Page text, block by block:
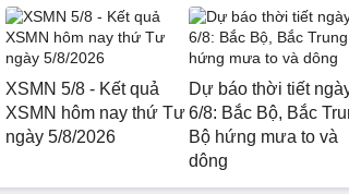
XSMN 5/8 - Kết quả
XSMN hôm nay thứ Tư
ngày 5/8/2026
Dự báo thời tiết
6/8: Bắc Bộ, Bắc
Bộ hứng mưa to và
dông